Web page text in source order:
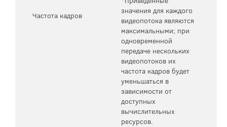
Частота кадров
значения для каждого
видеопотока являются
максимальными; при
одновременной
передаче нескольких
видеопотоков их
частота кадров будет
уменьшаться в
зависимости от
доступных
вычислительных
ресурсов.